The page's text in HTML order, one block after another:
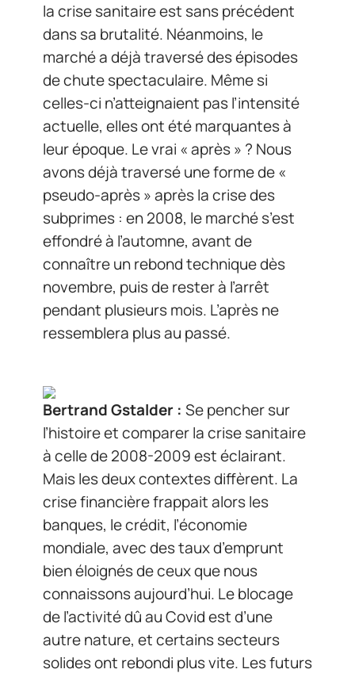
la crise sanitaire est sans précédent
dans sa brutalité. Néanmoins, le
marché a déjà traversé des épisodes
de chute spectaculaire. Même si
celles-ci n’atteignaient pas l’intensité
actuelle, elles ont été marquantes à
leur époque. Le vrai « après » ? Nous
avons déjà traversé une forme de «
pseudo-après » après la crise des
subprimes : en 2008, le marché s’est
effondré à l’automne, avant de
connaître un rebond technique dès
novembre, puis de rester à l’arrêt
pendant plusieurs mois. L’après ne
ressemblera plus au passé.
Bertrand Gstalder : Se pencher sur
l’histoire et comparer la crise sanitaire
à celle de 2008-2009 est éclairant.
Mais les deux contextes diffèrent. La
crise financière frappait alors les
banques, le crédit, l’économie
mondiale, avec des taux d’emprunt
bien éloignés de ceux que nous
connaissons aujourd’hui. Le blocage
de l’activité dû au Covid est d’une
autre nature, et certains secteurs
solides ont rebondi plus vite. Les futurs